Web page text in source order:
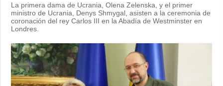
La primera dama de Ucrania, Olena Zelenska, y el primer
ministro de Ucrania, Denys Shmygal, asisten a la ceremonia de
coronación del rey Carlos III en la Abadía de Westminster en
Londres.